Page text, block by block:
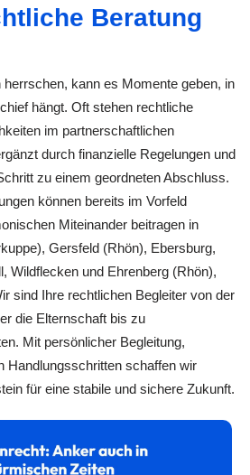
Beratung
kann es Momente geben, in
hängt. Oft stehen rechtliche
im partnerschaftlichen
durch finanzielle Regelungen und
zu einem geordneten Abschluss.
können bereits im Vorfeld
Miteinander beitragen in
Gersfeld (Rhön), Ebersburg,
Wildflecken und Ehrenberg (Rhön),
sind Ihre rechtlichen Begleiter von der
die Elternschaft bis zu
Mit persönlicher Begleitung,
Handlungsschritten schaffen wir
für eine stabile und sichere Zukunft.